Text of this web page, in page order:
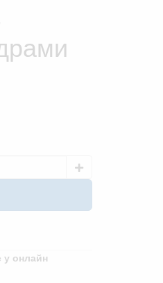
у онлайн